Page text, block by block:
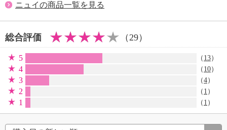
ニュイの商品一覧を見る
総合評価 （29）
5 （ 13）
4 （ 10）
3 （4）
2 （ 1 ）
1 （ 1 ）